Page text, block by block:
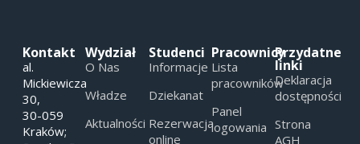
Kontakt
al.
Mickiewicza
30,
30-059
Kraków;
Wydział
O Nas
Władze
Aktualności
Studenci
Informacje
Dziekanat
Rezerwacja
online
Pracownicy
Lista
pracowników
Panel
logowania
Przydatne
linki
Deklaracja
dostępności
Strona
AGH